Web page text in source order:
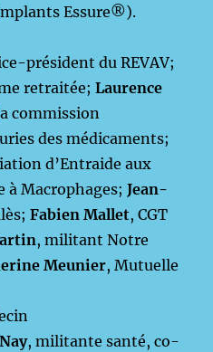
Essure®).
président du REVAV;
retraitée;Laurence
commission
des médicaments;
d’Entraide aux
à Macrophages;Jean-
Fabien Mallet, CGT
, militant Notre
Meunier, Mutuelle
, militante santé, co-